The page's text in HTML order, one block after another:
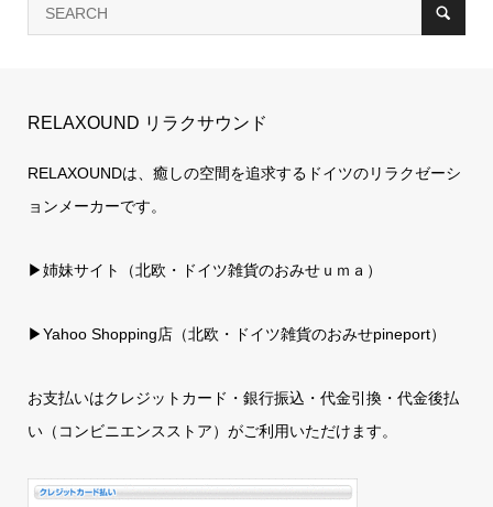
RELAXOUND リラクサウンド
RELAXOUNDは、癒しの空間を追求するドイツのリラクゼーシ
ョンメーカーです。
▶姉妹サイト（北欧・ドイツ雑貨のおみせｕｍａ）
▶Yahoo Shopping店（北欧・ドイツ雑貨のおみせpineport）
お支払いはクレジットカード・銀行振込・代金引換・代金後払
い（コンビニエンスストア）がご利用いただけます。